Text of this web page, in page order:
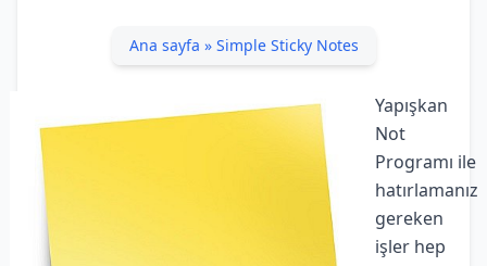
Ana sayfa » Simple Sticky Notes
Yapışkan
Not
Programı ile
hatırlamanız
gereken
işler hep